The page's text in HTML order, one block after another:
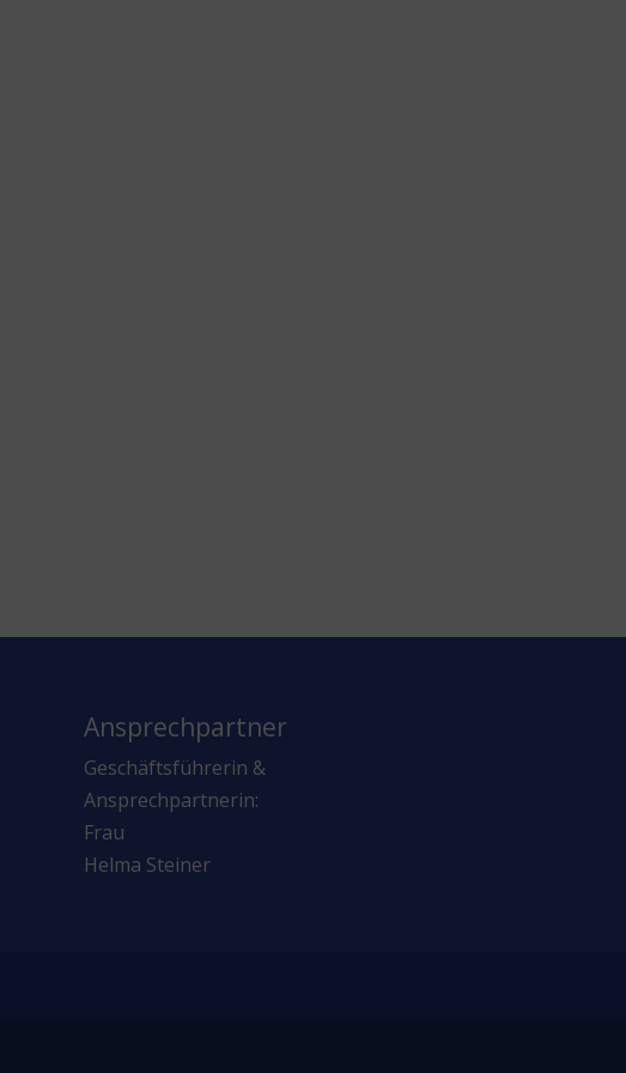
Ansprechpartner
Geschäftsführerin &
Ansprechpartnerin:
Frau
Helma Steiner